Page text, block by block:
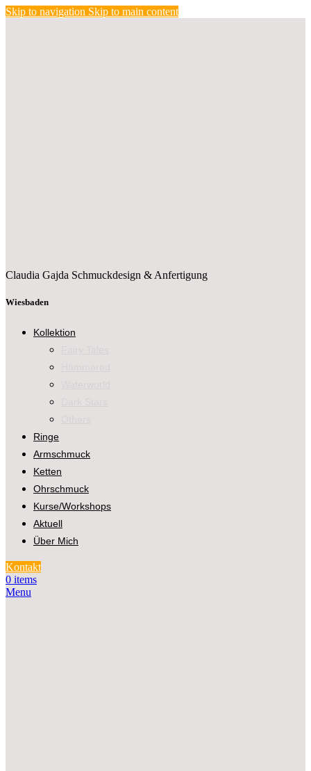
Skip to navigation Skip to main content
Claudia Gajda Schmuckdesign & Anfertigung
Wiesbaden
Kollektion
Ringe
Armschmuck
Ketten
Ohrschmuck
Kurse/Workshops
Aktuell
Über Mich
Kontakt
0 items
Menu